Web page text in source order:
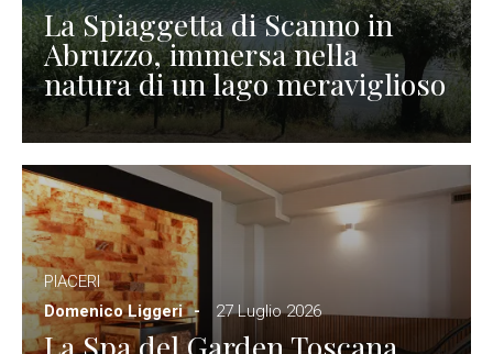
La Spiaggetta di Scanno in
Abruzzo, immersa nella
natura di un lago meraviglioso
PIACERI
Domenico Liggeri
27 Luglio 2026